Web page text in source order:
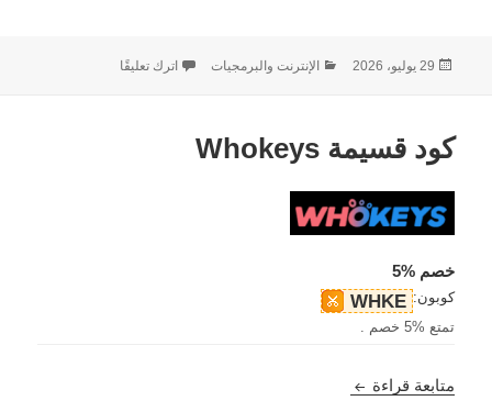
نُشرت
29 يوليو، 2026 التصنيفات
الإنترنت والبرمجيات اترك تعليقًا
كود قسيمة Whokeys
خصم %5
كوبون: WHKE
تمتع %5 خصم .
متابعة قراءة كود قسيمة Whokeys